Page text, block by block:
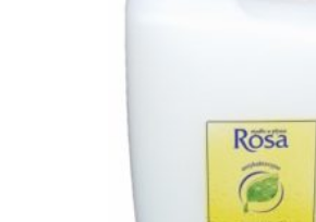
Zobacz Więcej